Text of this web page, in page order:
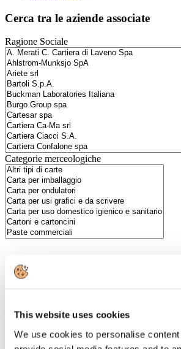
This website uses cookies
We use cookies to personalise
Cerca tra le aziende associate
Ragione Sociale
Categorie merceologiche
Bastioni di Porta Volta, 7 - 20121 Milano
Fax. +39 02-290.033.96